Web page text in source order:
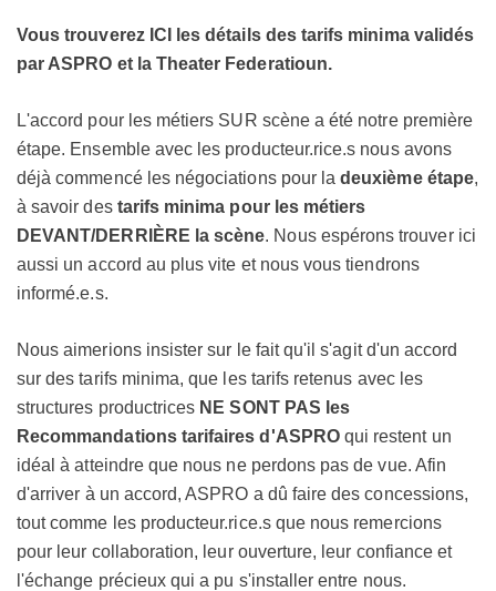
Vous trouverez ICI les détails des tarifs minima validés
par ASPRO et la Theater Federatioun.
L'accord pour les métiers SUR scène a été notre première
étape. Ensemble avec les producteur.rice.s nous avons
déjà commencé les négociations pour ladeuxième étape,
à savoir des tarifs minima pour les métiers
DEVANT/DERRIÈRE la scène. Nous espérons trouver ici
aussi un accord au plus vite et nous vous tiendrons
informé.e.s.
Nous aimerions insister sur le fait qu'il s'agit d'un accord
sur des tarifs minima, que les tarifs retenus avec les
structures productrices NE SONT PAS les
Recommandations tarifaires d'ASPROqui restent un
idéal à atteindre que nous ne perdons pas de vue. Afin
d'arriver à un accord, ASPRO a dû faire des concessions,
tout comme les producteur.rice.s que nous remercions
pour leur collaboration, leur ouverture, leur confiance et
l'échange précieux qui a pu s'installer entre nous.